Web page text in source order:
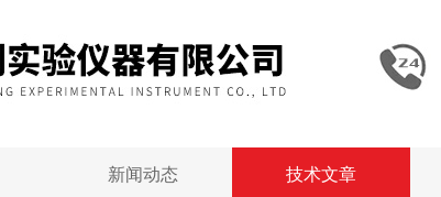
新闻动态 技术文章